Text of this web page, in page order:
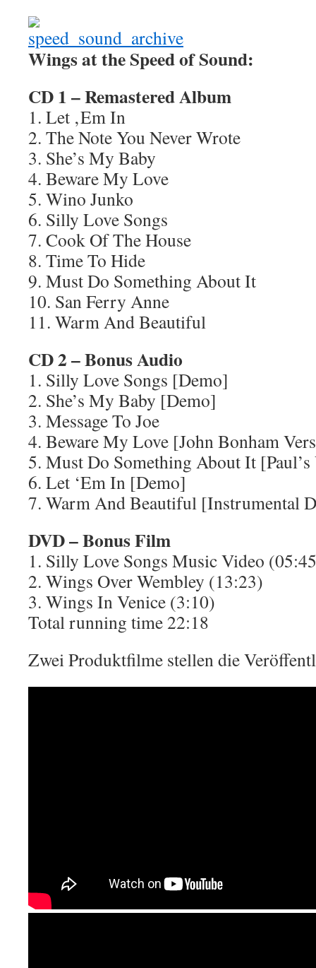
Wings at the Speed of Sound:
CD 1 – Remastered Album
1. Let ‚Em In
2. The Note You Never Wrote
3. She’s My Baby
4. Beware My Love
5. Wino Junko
6. Silly Love Songs
7. Cook Of The House
8. Time To Hide
9. Must Do Something About It
10. San Ferry Anne
11. Warm And Beautiful
CD 2 – Bonus Audio
1. Silly Love Songs [Demo]
2. She’s My Baby [Demo]
3. Message To Joe
4. Beware My Love [John Bonham
5. Must Do Something About It
6. Let ‘Em In [Demo]
7. Warm And Beautiful [Instrumental
DVD – Bonus Film
1. Silly Love Songs Music Video (05:45
2. Wings Over Wembley (13:23)
3. Wings In Venice (3:10)
Total running time 22:18
Zwei Produktfilme stellen die